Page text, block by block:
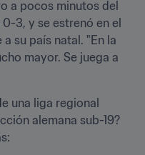
a pocos minutos del
3, y se estrenó en el
su país natal. "En la
mayor. Se juega a
una liga regional
alemana sub-19?